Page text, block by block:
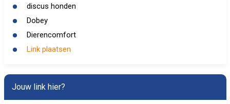
discus honden
Dobey
Dierencomfort
Link plaatsen
Jouw link hier?